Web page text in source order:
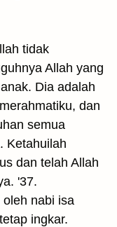
tidak
Allah yang
Dia adalah
dan
semua
Ketahuilah
dan telah Allah
'37.
nabi isa
ingkar.